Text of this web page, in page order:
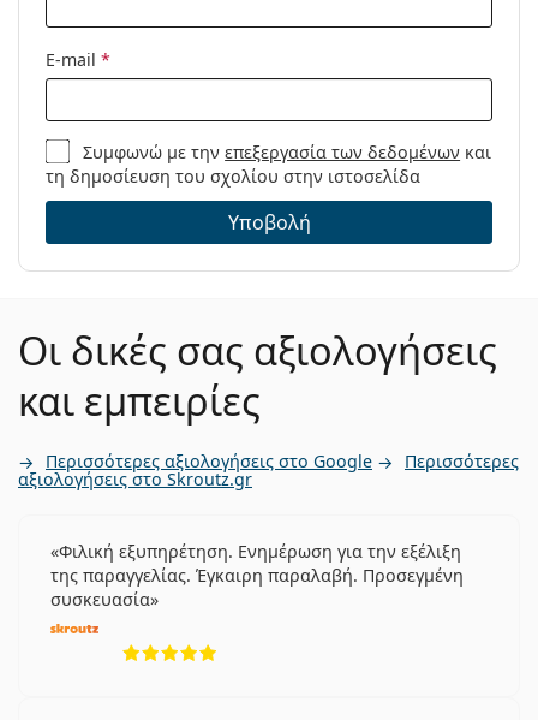
E-mail *
Συμφωνώ με τηνεπεξεργασία των δεδομένων και
τη δημοσίευση του σχολίου στην ιστοσελίδα
Υποβολή
Οι δικές σας αξιολογήσεις
και εμπειρίες
Περισσότερες αξιολογήσεις στο Google Περισσότερες
αξιολογήσεις στο Skroutz.gr
Φιλική εξυπηρέτηση. Ενημέρωση για την εξέλιξη
της παραγγελίας. Έγκαιρη παραλαβή. Προσεγμένη
συσκευασία